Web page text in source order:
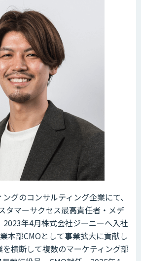
グのコンサルティング企業にて、
タマーサクセス最高責任者・メデ
2023年4月株式会社ジーニーへ入社
本部CMOとして事業拡大に貢献し
を横断して複数のマーケティング部